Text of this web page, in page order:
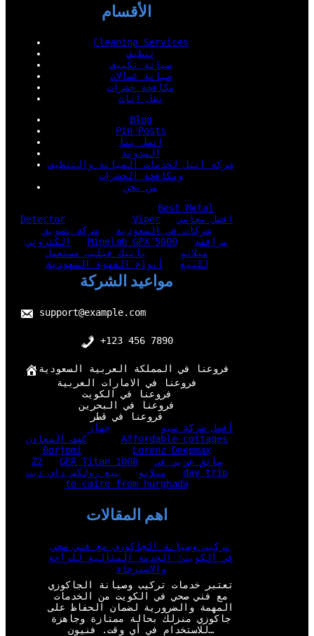
الأقسام
Cleaning Services
تنظيف
صيانة تكييف
صيانة غسالات
مكافحة حشرات
نقل اثاث
Blog
Pin Posts
اتصل بنا
المدونة
شركة انتل لخدمات الصيانة والتنظيف
ومكافحة الحشرات
من نحن
Best Metal
Detector
Viper
افضل محامي
شركات في السعودية
شركة تسويق
الكتروني
Minelab GPX 5000
مرافقه
ميلانو
باتيك فيليب مستعمل
للبيع
أنواع القهوة السعودية
مواعيد الشركة
support@example.com
+123 456 7890
فروعنا في المملكة العربية السعودية
فروعنا في الامارات العربية
فروعنا في الكويت
فروعنا في البحرين
فروعنا في قطر
أفضل شركة سيو
جهاز
كشف المعادن
Affordable cottages
Borjomi
Lorenz Deepmax
Z2
GER Titan 1000
سائق عربي في
ميلانو
بيع رولكس داي ديت
day trip
to cairo from hurghada
اهم المقالات
تركيب وصيانة الجاكوزي مع فني صحي
في الكويت: الخدمة المثالية للراحة
والاسترخاء
تعتبر خدمات تركيب وصيانة الجاكوزي
مع فني صحي في الكويت من الخدمات
المهمة والضرورية لضمان الحفاظ على
جاكوزي منزلك بحالة ممتازة وجاهزة
للاستخدام في أي وقت. فنيون…